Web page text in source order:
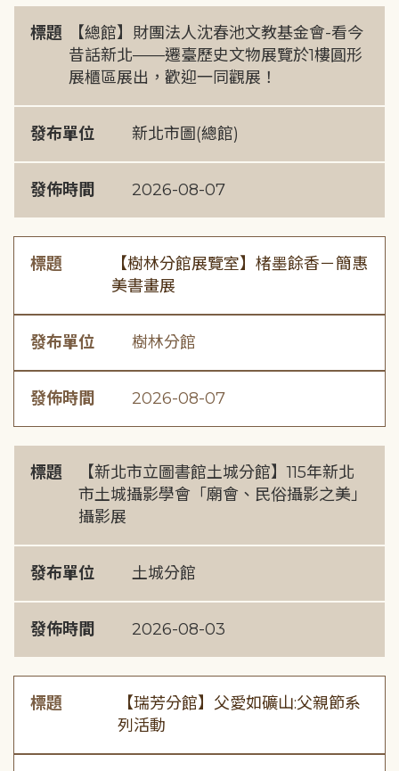
標題
【總館】財團法人沈春池文教基金會-看今
昔話新北——遷臺歷史文物展覽於1樓圓形
展櫃區展出，歡迎一同觀展！
發布單位 新北市圖(總館)
發佈時間 2026-08-07
標題
【樹林分館展覽室】楮墨餘香－簡惠
美書畫展
發布單位 樹林分館
發佈時間 2026-08-07
標題
【新北市立圖書館土城分館】115年新北
市土城攝影學會「廟會、民俗攝影之美」
攝影展
發布單位 土城分館
發佈時間 2026-08-03
標題
【瑞芳分館】父愛如礦山:父親節系
列活動